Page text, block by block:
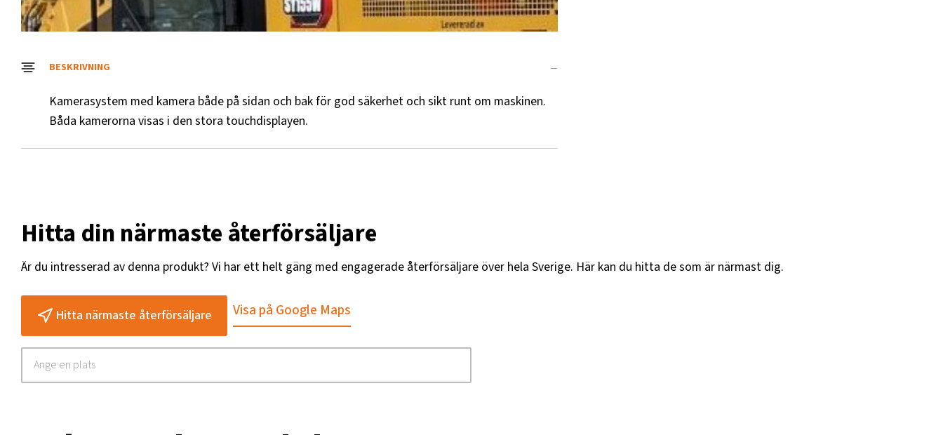
BESKRIVNING
Kamerasystem med kamera både på sidan och bak för god säkerhet och sikt runt om maskinen.
Båda kamerorna visas i den stora touchdisplayen.
Hitta din närmaste återförsäljare
Är du intresserad av denna produkt? Vi har ett helt gäng med engagerade återförsäljare över hela Sverige. Här kan du hitta de som är närmast dig.
Hitta närmaste återförsäljare Visa på Google Maps